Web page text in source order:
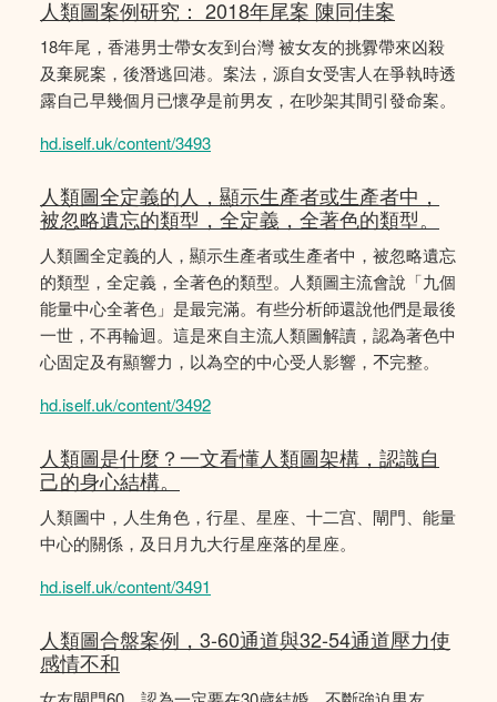
人類圖案例研究： 2018年尾案 陳同佳案
18年尾，香港男士帶女友到台灣 被女友的挑釁帶來凶殺
及棄屍案，後潛逃回港。案法，源自女受害人在爭執時透
露自己早幾個月已懷孕是前男友，在吵架其間引發命案。
hd.iself.uk/content/3493
人類圖全定義的人，顯示生產者或生產者中，
被忽略遺忘的類型，全定義，全著色的類型。
人類圖全定義的人，顯示生產者或生產者中，被忽略遺忘
的類型，全定義，全著色的類型。人類圖主流會說「九個
能量中心全著色」是最完滿。有些分析師還說他們是最後
一世，不再輪迴。這是來自主流人類圖解讀，認為著色中
心固定及有顯響力，以為空的中心受人影響，𣎴完整。
hd.iself.uk/content/3492
人類圖是什麼？一文看懂人類圖架構，認識自
己的身心結構。
人類圖中，人生角色，行星、星座、十二宫、閘門、能量
中心的關係，及日月九大行星座落的星座。
hd.iself.uk/content/3491
人類圖合盤案例，3-60通道與32-54通道壓力使
感情不和